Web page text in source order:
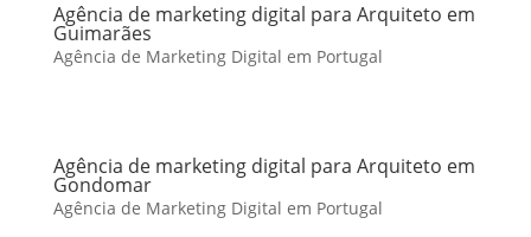
Agência de marketing digital para Arquiteto em
Guimarães
Agência de Marketing Digital em Portugal
Agência de marketing digital para Arquiteto em
Gondomar
Agência de Marketing Digital em Portugal